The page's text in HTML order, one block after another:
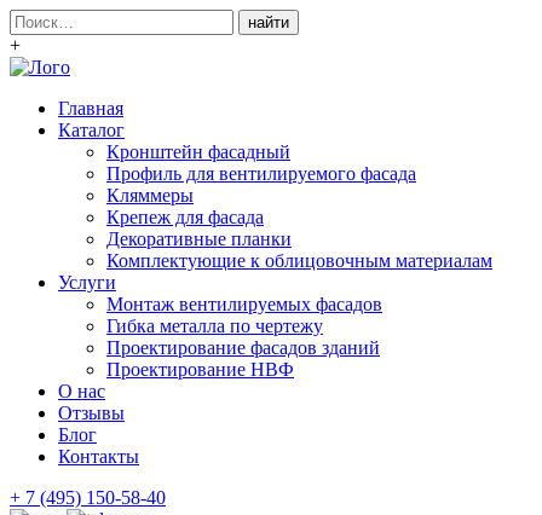
Поиск:
+
Главная
Каталог
Кронштейн фасадный
Профиль для вентилируемого фасада
Кляммеры
Крепеж для фасада
Декоративные планки
Комплектующие к облицовочным материалам
Услуги
Монтаж вентилируемых фасадов
Гибка металла по чертежу
Проектирование фасадов зданий
Проектирование НВФ
О нас
Отзывы
Блог
Контакты
+ 7 (495) 150-58-40